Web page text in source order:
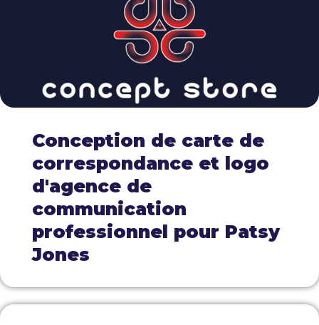
Conception de carte de
correspondance et logo
d'agence de
communication
professionnel pour Patsy
Jones